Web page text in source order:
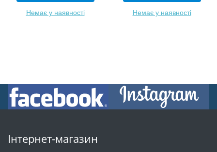
Немає у наявності
Немає у наявності
Інтернет-магазин